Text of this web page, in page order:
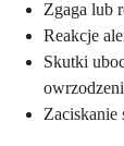
Zgaga lub
Reakcje
Skutki
Zaciskanie